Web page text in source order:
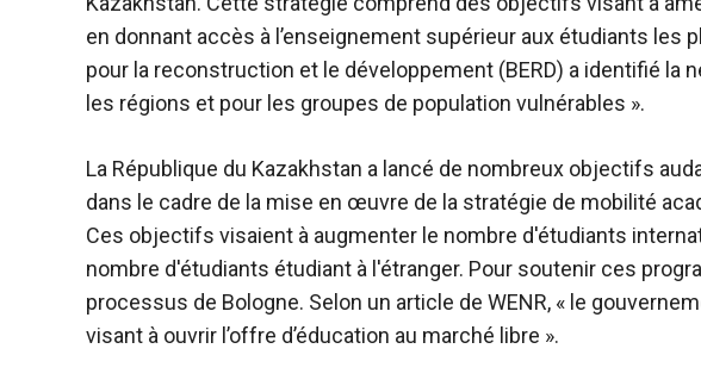
en donnant accès à l’enseignement supérieur aux étudiants les
pour la reconstruction et le développement (BERD) a identifié la
les régions et pour les groupes de population vulnérables ».
La République du Kazakhstan a lancé de nombreux objectifs
dans le cadre de la mise en œuvre de la stratégie de mobilité
Ces objectifs visaient à augmenter le nombre d'étudiants
nombre d'étudiants étudiant à l'étranger. Pour soutenir ces
processus de Bologne. Selon un article de WENR, « le
visant à ouvrir l’offre d’éducation au marché libre ».